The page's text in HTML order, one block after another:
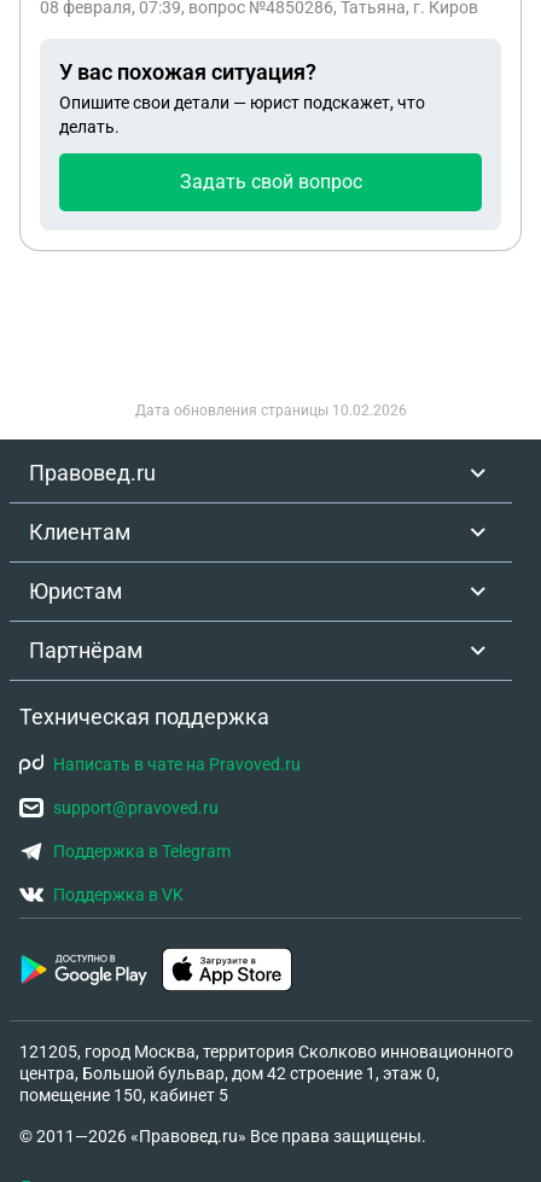
и прописка в другой квартире, в другом городе.
08 февраля, 07:39, вопрос №4850286, Татьяна, г. Киров
У вас похожая ситуация?
Опишите свои детали — юрист подскажет, что
делать.
Задать свой вопрос
Дата обновления страницы 10.02.2026
Правовед.ru
Клиентам
Юристам
Партнёрам
Техническая поддержка
Написать в чате на Pravoved.ru
support@pravoved.ru
Поддержка в Telegram
Поддержка в VK
121205, город Москва, территория Сколково инновационного
центра, Большой бульвар, дом 42 строение 1, этаж 0,
помещение 150, кабинет 5
© 2011—2026 «Правовед.ru» Все права защищены.